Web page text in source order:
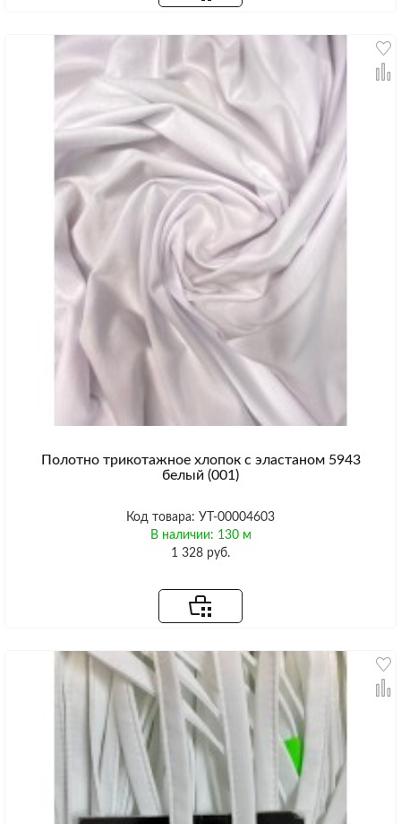
Полотно трикотажное хлопок с эластаном 5943
белый (001)
Код товара: УТ-00004603
В наличии: 130 м
1 328 руб.